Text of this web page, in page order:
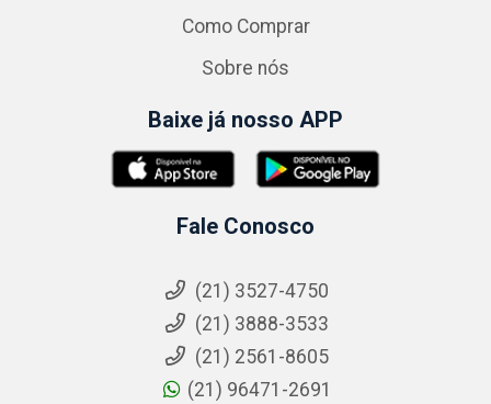
Como Comprar
Sobre nós
Baixe já nosso APP
Fale Conosco
(21) 3527-4750
(21) 3888-3533
(21) 2561-8605
(21) 96471-2691